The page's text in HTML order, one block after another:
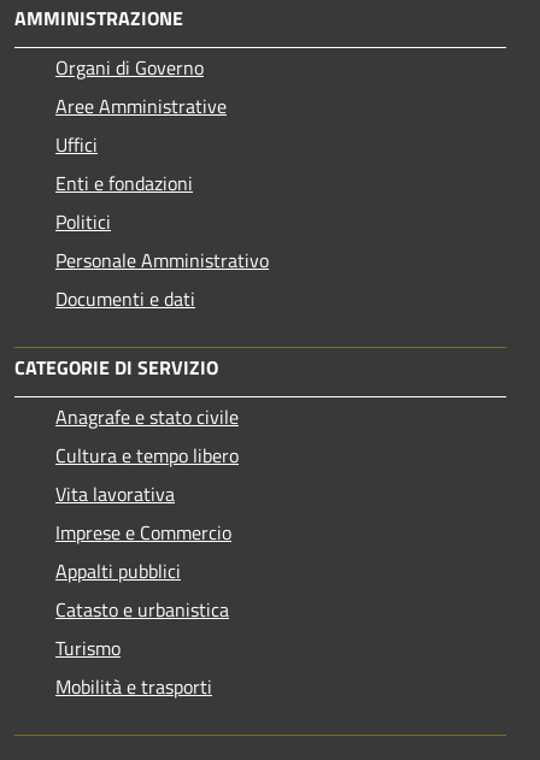
AMMINISTRAZIONE
Organi di Governo
Aree Amministrative
Uffici
Enti e fondazioni
Politici
Personale Amministrativo
Documenti e dati
CATEGORIE DI SERVIZIO
Anagrafe e stato civile
Cultura e tempo libero
Vita lavorativa
Imprese e Commercio
Appalti pubblici
Catasto e urbanistica
Turismo
Mobilità e trasporti